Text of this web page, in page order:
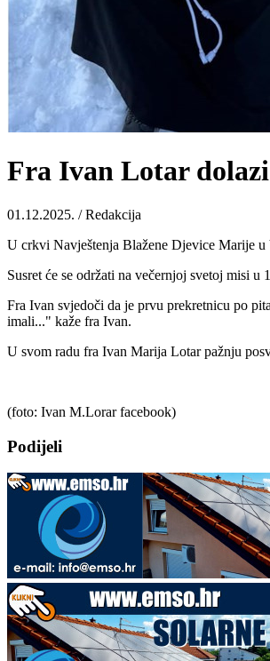
Fra Ivan Lotar
01.12.2025. / Redakcija
U crkvi Navještenja Blažene Djevice Marije u
Susret će se održati na večernjoj svetoj misi
Fra Ivan svjedoči da je prvu prekretnicu po
imali..." kaže fra Ivan.
U svom radu fra Ivan Marija Lotar pažnju
(foto: Ivan M.Lorar facebook)
Podijeli